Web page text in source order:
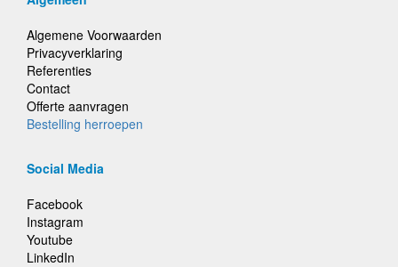
Algemene Voorwaarden
Privacyverklaring
Referenties
Contact
Offerte aanvragen
Bestelling herroepen
Social Media
Facebook
Instagram
Youtube
LinkedIn